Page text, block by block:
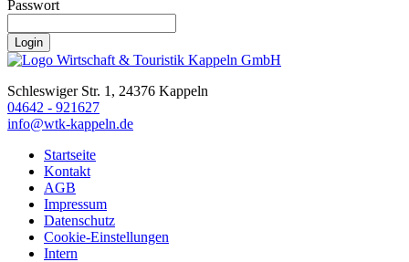
Passwort
Login
Schleswiger Str. 1, 24376 Kappeln
04642 - 921627
info@wtk-kappeln.de
Startseite
Kontakt
AGB
Impressum
Datenschutz
Cookie-Einstellungen
Intern